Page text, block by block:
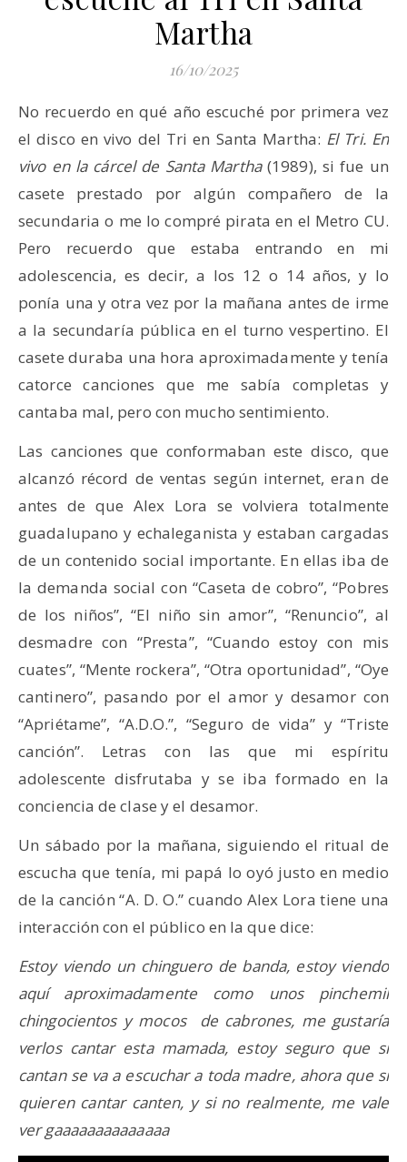
Martha
16/10/2025
No recuerdo en qué año escuché por primera vez
el disco en vivo del Tri en Santa Martha: El Tri. En
vivo en la cárcel de Santa Martha(1989), si fue un
casete prestado por algún compañero de la
secundaria o me lo compré pirata en el Metro CU.
Pero recuerdo que estaba entrando en mi
adolescencia, es decir, a los 12 o 14 años, y lo
ponía una y otra vez por la mañana antes de irme
a la secundaría pública en el turno vespertino. El
casete duraba una hora aproximadamente y tenía
catorce canciones que me sabía completas y
cantaba mal, pero con mucho sentimiento.
Las canciones que conformaban este disco, que
alcanzó récord de ventas según internet, eran de
antes de que Alex Lora se volviera totalmente
guadalupano y echaleganista y estaban cargadas
de un contenido social importante. En ellas iba de
la demanda social con “Caseta de cobro”, “Pobres
de los niños”, “El niño sin amor”, “Renuncio”, al
desmadre con “Presta”, “Cuando estoy con mis
cuates”, “Mente rockera”, “Otra oportunidad”, “Oye
cantinero”, pasando por el amor y desamor con
“Apriétame”, “A.D.O.”, “Seguro de vida” y “Triste
canción”. Letras con las que mi espíritu
adolescente disfrutaba y se iba formado en la
conciencia de clase y el desamor.
Un sábado por la mañana, siguiendo el ritual de
escucha que tenía, mi papá lo oyó justo en medio
de la canción “A. D. O.” cuando Alex Lora tiene una
interacción con el público en la que dice:
Estoy viendo un chinguero de banda, estoy viendo
aquí aproximadamente como unos pinchemil
chingocientos y mocos de cabrones, me gustaría
verlos cantar esta mamada, estoy seguro que si
cantan se va a escuchar a toda madre, ahora que si
quieren cantar canten, y si no realmente, me vale
ver gaaaaaaaaaaaaaa